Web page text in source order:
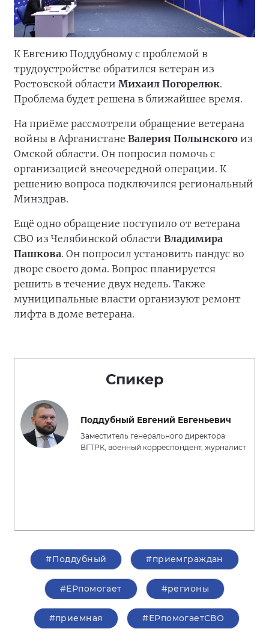
К Евгению Поддубному с проблемой в
трудоустройстве обратился ветеран из
Ростовской области Михаил Погорелюк.
Проблема будет решена в ближайшее время.
На приёме рассмотрели обращение ветерана
войны в Афганистане Валерия Полынского из
Омской области. Он попросил помочь с
организацией внеочередной операции. К
решению вопроса подключился региональный
Минздрав.
Ещё одно обращение поступило от ветерана
СВО из Челябинской области Владимира
Пашкова. Он попросил установить пандус во
дворе своего дома. Вопрос планируется
решить в течение двух недель. Также
муниципальные власти организуют ремонт
лифта в доме ветерана.
Спикер
Поддубный Евгений Евгеньевич
Заместитель генерального директора
ВГТРК, военный корреспондент, журналист
#Поддубный #приемграждан
#ЕРпомогает #регионы
#приемная #ЕРпомогаетСВО